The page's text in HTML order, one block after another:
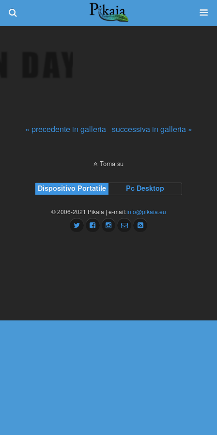
« precedente in galleria successiva in galleria »
Torna su
Dispositivo Portatile Pc Desktop
© 2006-2021 Pikaia | e-mail:info@pikaia.eu